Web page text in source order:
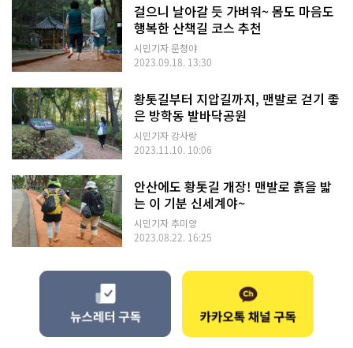
걸으니 날아갈 듯 가벼워~ 몸도 마음도
행복한 산책길 코스 추천
시민기자 문청야
2023.09.18. 13:30
황톳길부터 지압길까지, 맨발로 걷기 좋
은 방학동 발바닥공원
시민기자 강사랑
2023.11.10. 10:06
안산에도 황톳길 개장! 맨발로 흙을 밟
는 이 기분 신세계야~
시민기자 추미양
2023.08.22. 16:25